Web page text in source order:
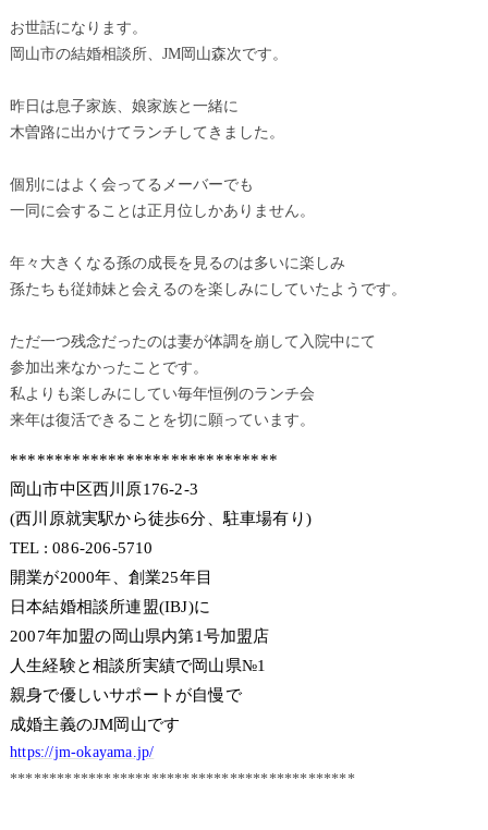
お世話になります。
岡山市の結婚相談所、JM岡山森次です。
昨日は息子家族、娘家族と一緒に
木曽路に出かけてランチしてきました。
個別にはよく会ってるメーバーでも
一同に会することは正月位しかありません。
年々大きくなる孫の成長を見るのは多いに楽しみ
孫たちも従姉妹と会えるのを楽しみにしていたようです。
ただ一つ残念だったのは妻が体調を崩して入院中にて
参加出来なかったことです。
私よりも楽しみにしてい毎年恒例のランチ会
来年は復活できることを切に願っています。
******************************
岡山市中区西川原176-2-3
(西川原就実駅から徒歩6分、駐車場有り)
TEL : 086-206-5710
開業が2000年、創業25年目
日本結婚相談所連盟(IBJ)に
2007年加盟の岡山県内第1号加盟店
人生経験と相談所実績で岡山県№1
親身で優しいサポートが自慢で
成婚主義のJM岡山です
https://jm-okayama.jp/
********************************************